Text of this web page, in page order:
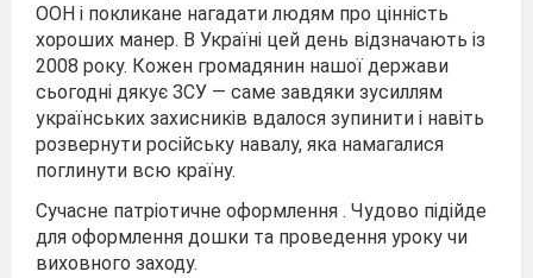
ООН і покликане нагадати людям про цінність
хороших манер. В Україні цей день відзначають із
2008 року. Кожен громадянин нашої держави
сьогодні дякує ЗСУ — саме завдяки зусиллям
українських захисників вдалося зупинити і навіть
розвернути російську навалу, яка намагалися
поглинути всю країну.
Сучасне патріотичне оформлення . Чудово підійде
для оформлення дошки та проведення уроку чи
виховного заходу.